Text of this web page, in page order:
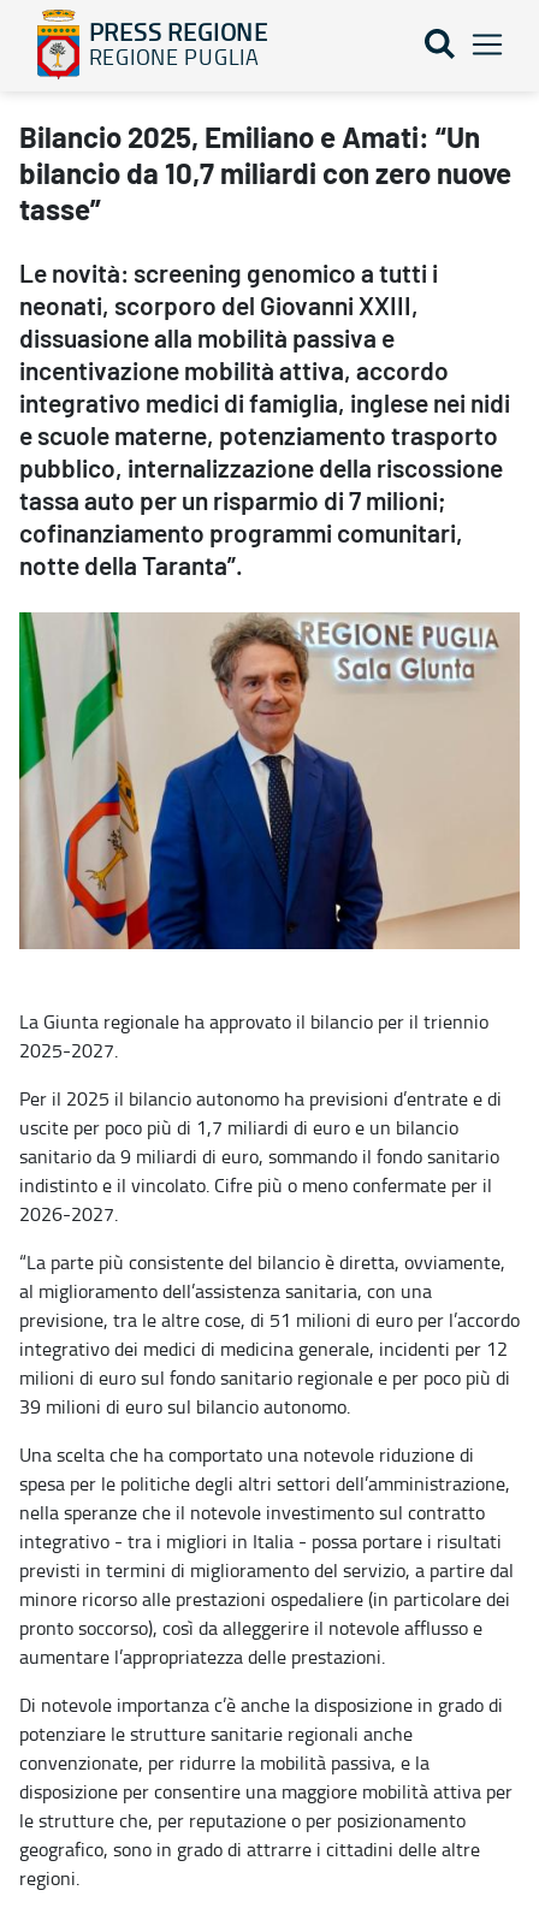
PRESS REGIONE
REGIONE PUGLIA
Bilancio 2025, Emiliano e Amati: “Un bilancio da 10,7 miliardi con
Bilancio 2025, Emiliano e Amati: “Un
bilancio da 10,7 miliardi con zero nuove
tasse”
Le novità: screening genomico a tutti i
neonati, scorporo del Giovanni XXIII,
dissuasione alla mobilità passiva e
incentivazione mobilità attiva, accordo
integrativo medici di famiglia, inglese nei nidi
e scuole materne, potenziamento trasporto
pubblico, internalizzazione della riscossione
tassa auto per un risparmio di 7 milioni;
cofinanziamento programmi comunitari,
notte della Taranta”.
La Giunta regionale ha approvato il bilancio per il triennio
2025-2027.
Per il 2025 il bilancio autonomo ha previsioni d’entrate e di
uscite per poco più di 1,7 miliardi di euro e un bilancio
sanitario da 9 miliardi di euro, sommando il fondo sanitario
indistinto e il vincolato. Cifre più o meno confermate per il
2026-2027.
“La parte più consistente del bilancio è diretta, ovviamente,
al miglioramento dell’assistenza sanitaria, con una
previsione, tra le altre cose, di 51 milioni di euro per l’accordo
integrativo dei medici di medicina generale, incidenti per 12
milioni di euro sul fondo sanitario regionale e per poco più di
39 milioni di euro sul bilancio autonomo.
Una scelta che ha comportato una notevole riduzione di
spesa per le politiche degli altri settori dell’amministrazione,
nella speranze che il notevole investimento sul contratto
integrativo - tra i migliori in Italia - possa portare i risultati
previsti in termini di miglioramento del servizio, a partire dal
minore ricorso alle prestazioni ospedaliere (in particolare dei
pronto soccorso), così da alleggerire il notevole afflusso e
aumentare l’appropriatezza delle prestazioni.
Di notevole importanza c’è anche la disposizione in grado di
potenziare le strutture sanitarie regionali anche
convenzionate, per ridurre la mobilità passiva, e la
disposizione per consentire una maggiore mobilità attiva per
le strutture che, per reputazione o per posizionamento
geografico, sono in grado di attrarre i cittadini delle altre
regioni.